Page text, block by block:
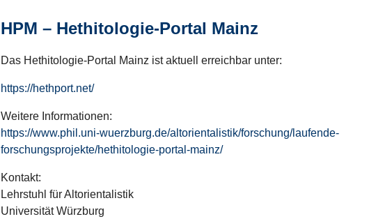
HPM – Hethitologie-Portal Mainz
Das Hethitologie-Portal Mainz ist aktuell erreichbar unter:
https://hethport.net/
Weitere Informationen:
https://www.phil.uni-wuerzburg.de/altorientalistik/forschung/laufende-
forschungsprojekte/hethitologie-portal-mainz/
Kontakt:
Lehrstuhl für Altorientalistik
Universität Würzburg